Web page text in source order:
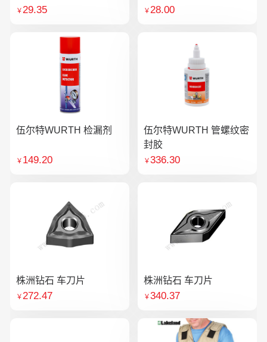
￥29.35 ￥28.00
伍尔特WURTH 检漏剂
￥ 149.20
伍尔特WURTH 管螺纹密
封胶
￥336.30
株洲钻石 车刀片
￥272.47
株洲钻石 车刀片
￥340.37